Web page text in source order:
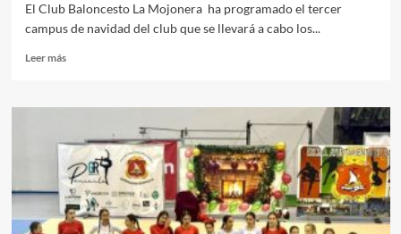
de
diciembre
El Club Baloncesto La Mojonera ha programado el tercer
campus de navidad del club que se llevará a cabo los...
Leer másLeer
Tercer
de
Navidad
del
club
baloncesto
La